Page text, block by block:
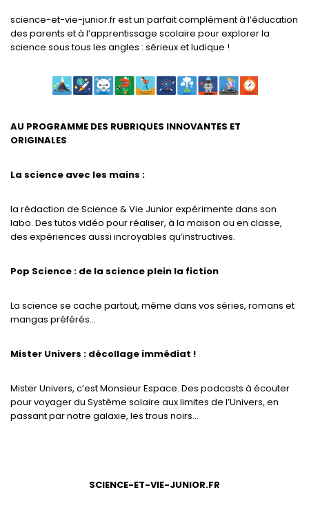
science-et-vie-junior.fr est un parfait complément à l’éducation
des parents et à l’apprentissage scolaire pour explorer la
science sous tous les angles : sérieux et ludique !
AU PROGRAMME DES RUBRIQUES INNOVANTES ET
ORIGINALES
La science avec les mains :
la rédaction de Science & Vie Junior expérimente dans son
labo. Des tutos vidéo pour réaliser, à la maison ou en classe,
des expériences aussi incroyables qu’instructives.
Pop Science : de la science plein la fiction
La science se cache partout, même dans vos séries, romans et
mangas préférés…
Mister Univers : décollage immédiat !
Mister Univers, c’est Monsieur Espace. Des podcasts à écouter
pour voyager du Système solaire aux limites de l’Univers, en
passant par notre galaxie, les trous noirs…
SCIENCE-ET-VIE-JUNIOR.FR